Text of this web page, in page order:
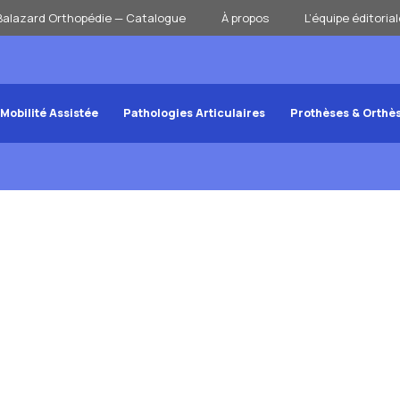
Orthopédie — Catalogue À propos L’équipe
Mobilité Assistée Pathologies Articulaires Prothèses &